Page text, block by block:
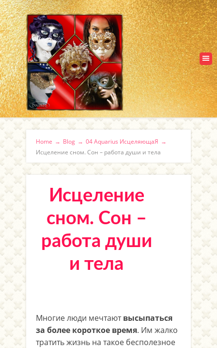
Home → Blog → 04 Aquarius ИсцеляющаЯ →
Исцеление сном. Сон – работа души и тела
Исцеление
сном. Сон –
работа души
и тела
Многие люди мечтаютвысыпаться
за более короткое время. Им жалко
тратить жизнь на такое бесполезное